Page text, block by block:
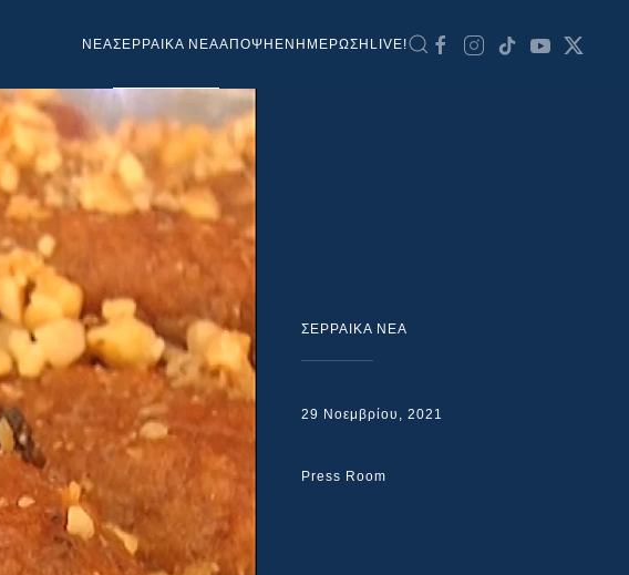
NEAΣΕΡΡΑΙΚΑ ΝΕΑΑΠΟΨΗ ΕΝΗΜΕΡΩΣΗ LIVE!
ΣΕΡΡΑΙΚΑ ΝΕΑ
29 Νοεμβρίου, 2021
Press Room